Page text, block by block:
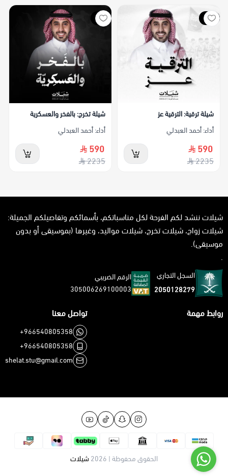
جديد
شيلة ترقية: الترقية عز
أداء: أحمد العبدلي
590
2235
جديد
شيلة تخرج: بالفخر والعسكرية
أداء: أحمد العبدلي
590
2235
شيلات ننشد لكم الفرحة لكل مناسباتكم، بأسمائكم وتفاصيلكم الجميلة:
شيلات زواج، شيلات تخرج، شيلات مواليد، وغيرها (بموسيقى أو بدون
موسيقى).
.
السجل التجاري
2050128279
الرقم الضريبي
305006269100003
روابط مهمة تواصل معنا
+966540805358
+966540805358
shelat.stu@gmail.com
الحقوق محفوظة | 2026 شيلات